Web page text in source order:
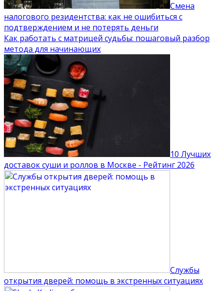
Смена
налогового резидентства: как не ошибиться с
подтверждением и не потерять деньги
Как работать с матрицей судьбы: пошаговый разбор
метода для начинающих
10 Лучших
доставок суши и роллов в Москве - Рейтинг 2026
Службы
открытия дверей: помощь в экстренных ситуациях